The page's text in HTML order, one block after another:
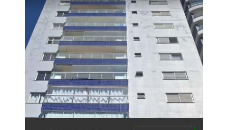
São Cristóvão - Chapecó